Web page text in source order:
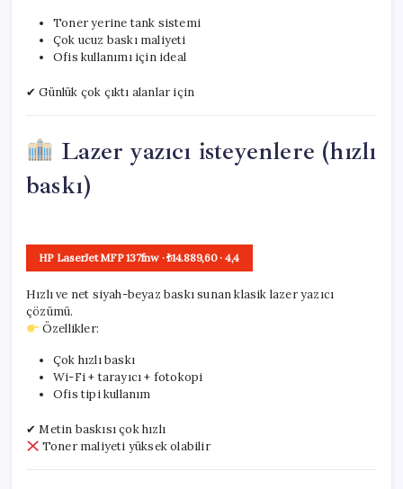
Toner yerine tank sistemi
Çok ucuz baskı maliyeti
Ofis kullanımı için ideal
✔ Günlük çok çıktı alanlar için
Lazer yazıcı isteyenlere (hızlı
baskı)
HP LaserJet MFP 137fnw· ₺14.889,60· 4,4
Hızlı ve net siyah-beyaz baskı sunan klasik lazer yazıcı
çözümü.
Özellikler:
Çok hızlı baskı
Wi-Fi + tarayıcı + fotokopi
Ofis tipi kullanım
✔ Metin baskısı çok hızlı
Toner maliyeti yüksek olabilir